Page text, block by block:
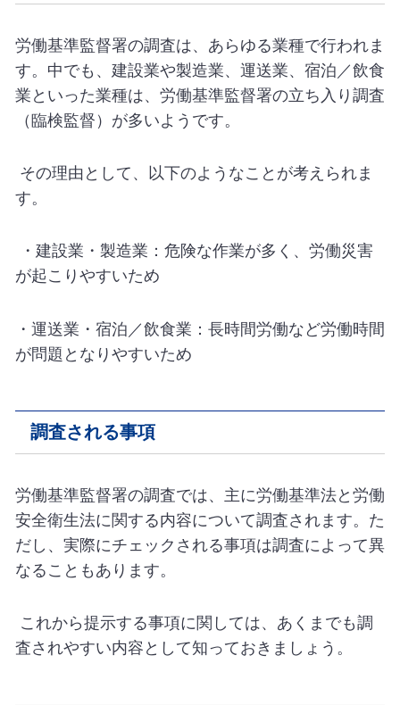
労働基準監督署の調査は、あらゆる業種で行われま
す。中でも、建設業や製造業、運送業、宿泊／飲食
業といった業種は、労働基準監督署の立ち入り調査
（臨検監督）が多いようです。
その理由として、以下のようなことが考えられま
す。
・建設業・製造業：危険な作業が多く、労働災害
が起こりやすいため
・運送業・宿泊／飲食業：長時間労働など労働時間
が問題となりやすいため
調査される事項
労働基準監督署の調査では、主に労働基準法と労働
安全衛生法に関する内容について調査されます。た
だし、実際にチェックされる事項は調査によって異
なることもあります。
これから提示する事項に関しては、あくまでも調
査されやすい内容として知っておきましょう。